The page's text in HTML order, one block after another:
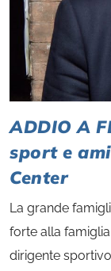
ADDIO A
sport e
Center
La grande
forte alla
dirigente